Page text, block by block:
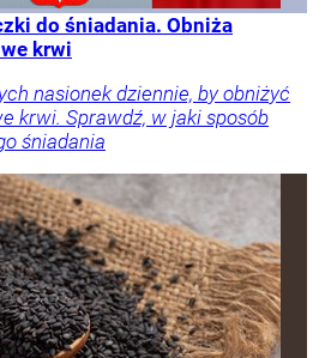
do śniadania. Obniża
krwi
nasionek dziennie, by obniżyć
krwi. Sprawdź, w jaki sposób
śniadania